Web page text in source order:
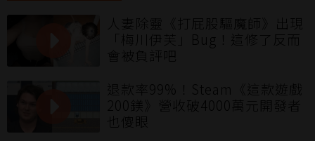
人妻除靈《打屁股驅魔師》出現
「梅川伊芙」Bug！這修了反而
會被負評吧
退款率99%！Steam《這款遊戲
200鎂》營收破4000萬元開發者
也傻眼